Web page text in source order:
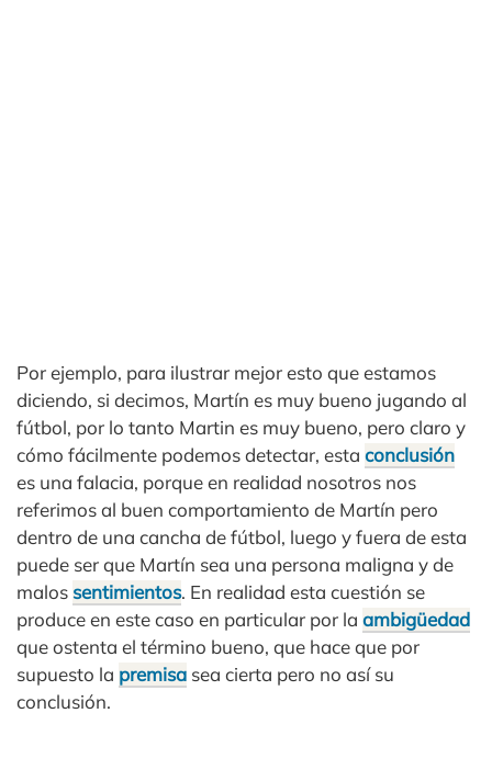
Por ejemplo, para ilustrar mejor esto que estamos
diciendo, si decimos, Martín es muy bueno jugando al
fútbol, por lo tanto Martin es muy bueno, pero claro y
cómo fácilmente podemos detectar, esta conclusión
es una falacia, porque en realidad nosotros nos
referimos al buen comportamiento de Martín pero
dentro de una cancha de fútbol, luego y fuera de esta
puede ser que Martín sea una persona maligna y de
malos sentimientos. En realidad esta cuestión se
produce en este caso en particular por la ambigüedad
que ostenta el término bueno, que hace que por
supuesto la premisa sea cierta pero no así su
conclusión.